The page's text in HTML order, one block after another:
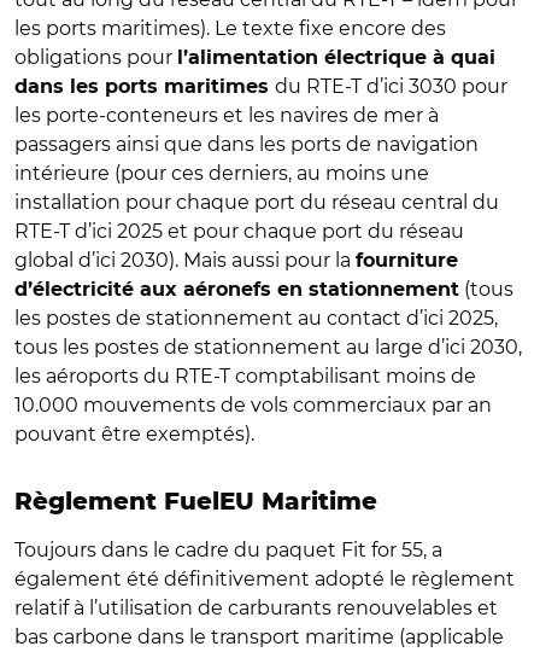
les ports maritimes). Le texte fixe encore des
obligations pour l’alimentation électrique à quai
dans les ports maritimes du RTE-T d’ici 3030 pour
les porte-conteneurs et les navires de mer à
passagers ainsi que dans les ports de navigation
intérieure (pour ces derniers, au moins une
installation pour chaque port du réseau central du
RTE-T d’ici 2025 et pour chaque port du réseau
global d’ici 2030). Mais aussi pour la fourniture
d’électricité aux aéronefs en stationnement (tous
les postes de stationnement au contact d’ici 2025,
tous les postes de stationnement au large d’ici 2030,
les aéroports du RTE-T comptabilisant moins de
10.000 mouvements de vols commerciaux par an
pouvant être exemptés).
Règlement FuelEU Maritime
Toujours dans le cadre du paquet Fit for 55, a
également été définitivement adopté le règlement
relatif à l’utilisation de carburants renouvelables et
bas carbone dans le transport maritime (applicable